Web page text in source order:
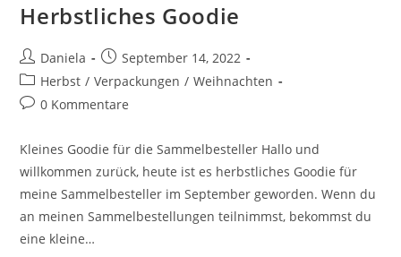
Herbstliches Goodie
Daniela
September 14, 2022
Herbst / Verpackungen / Weihnachten
0 Kommentare
Kleines Goodie für die Sammelbesteller Hallo und
willkommen zurück, heute ist es herbstliches Goodie für
meine Sammelbesteller im September geworden. Wenn du
an meinen Sammelbestellungen teilnimmst, bekommst du
eine kleine…